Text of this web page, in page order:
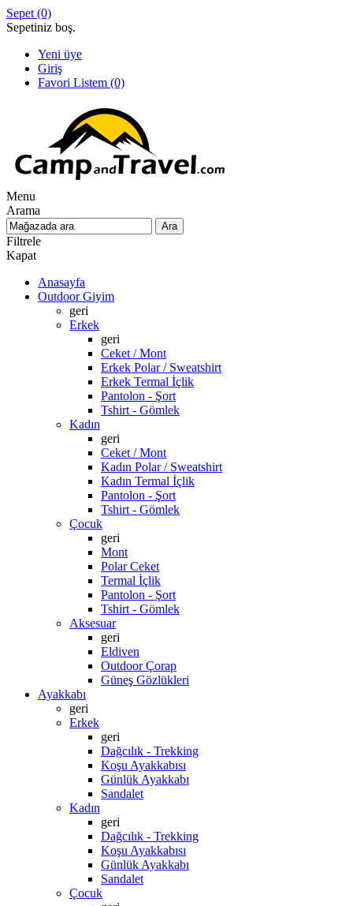
Sepet (0)
Sepetiniz boş.
Yeni üye
Giriş
Favori Listem (0)
Menu
Arama
Filtrele
Kapat
Anasayfa
Outdoor Giyim
geri
Erkek
geri
Ceket / Mont
Erkek Polar / Sweatshirt
Erkek Termal İçlik
Pantolon - Şort
Tshirt - Gömlek
Kadın
geri
Ceket / Mont
Kadın Polar / Sweatshirt
Kadın Termal İçlik
Pantolon - Şort
Tshirt - Gömlek
Çocuk
geri
Mont
Polar Ceket
Termal İçlik
Pantolon - Şort
Tshirt - Gömlek
Aksesuar
geri
Eldiven
Outdoor Çorap
Güneş Gözlükleri
Ayakkabı
geri
Erkek
geri
Dağcılık - Trekking
Koşu Ayakkabısı
Günlük Ayakkabı
Sandalet
Kadın
geri
Dağcılık - Trekking
Koşu Ayakkabısı
Günlük Ayakkabı
Sandalet
Çocuk